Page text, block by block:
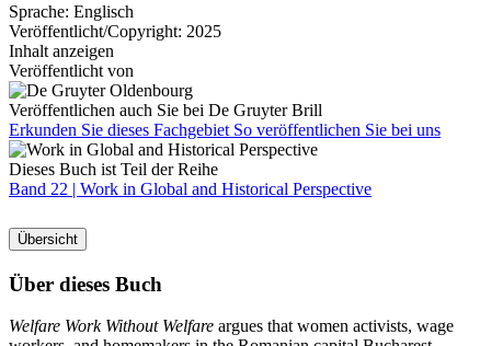
Sprache: Englisch
Veröffentlicht/Copyright: 2025
Inhalt anzeigen
Veröffentlicht von
Veröffentlichen auch Sie bei De Gruyter Brill
Erkunden Sie dieses Fachgebiet So veröffentlichen Sie bei uns
Dieses Buch ist Teil der Reihe
Band 22 | Work in Global and Historical Perspective
Übersicht
Über dieses Buch
Welfare Work Without Welfare argues that women activists, wage